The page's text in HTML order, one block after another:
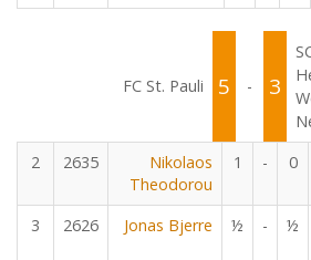
FC St. Pauli 5 - 3
2
2635
Nikolaos
Theodorou
1 - 0
3 2626 Jonas Bjerre ½ - ½